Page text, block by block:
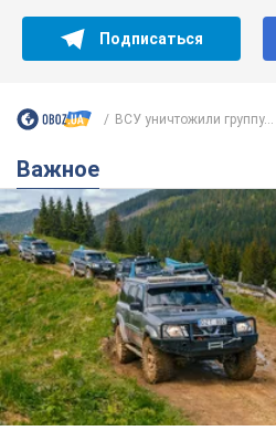
Подписаться
ВСУ уничтожили группу...
Важное